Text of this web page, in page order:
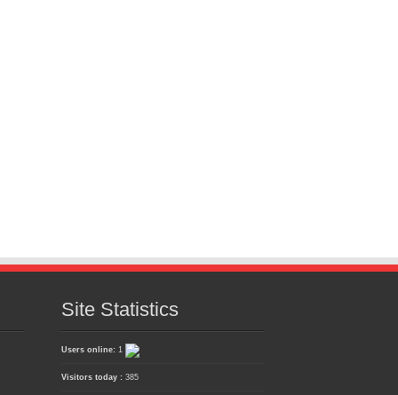
Site Statistics
Users online: 1
Visitors today : 385